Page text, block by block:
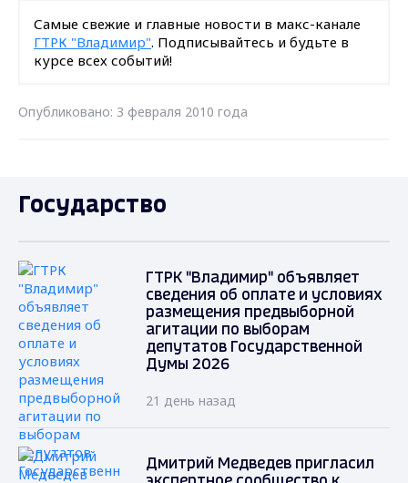
Самые свежие и главные новости в макс-канале
ГТРК "Владимир". Подписывайтесь и будьте в
курсе всех событий!
Опубликовано: 3 февраля 2010 года
Государство
ГТРК "Владимир" объявляет
сведения об оплате и условиях
размещения предвыборной
агитации по выборам
депутатов Государственной
Думы 2026
21 день назад
Дмитрий Медведев пригласил